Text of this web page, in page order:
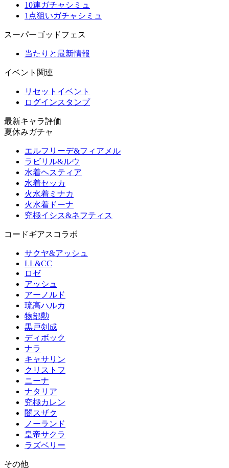
10連ガチャシミュ
1点狙いガチャシミュ
スーパーゴッドフェス
当たりと最新情報
イベント関連
リセットイベント
ログインスタンプ
最新キャラ評価
夏休みガチャ
エルフリーデ&フィアメル
ラビリル&ルウ
水着ヘスティア
水着セッカ
火水着ミナカ
火水着ドーナ
究極イシス&ネフティス
コードギアスコラボ
サクヤ&アッシュ
LL&CC
ロゼ
アッシュ
アーノルド
琉高ハルカ
物部勲
黒戸剣成
ディボック
ナラ
キャサリン
クリストフ
ニーナ
ナタリア
究極カレン
闇スザク
ノーランド
皇帝サクラ
ラズベリー
その他